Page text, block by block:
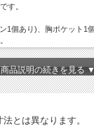
す。
1個あり)、胸ポケット1
機種によって、実際の
品説明の続きを見る
とは異なります。